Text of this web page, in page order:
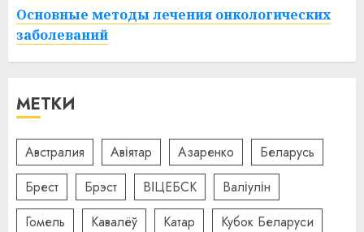
Основные методы лечения онкологических
заболеваний
МЕТКИ
Австралия Авіятар Азаренко
Беларусь
Брест
Брэст ВІЦЕБСК
Валіулін
Гомель
Кавалёў Катар
Кубок Беларуси